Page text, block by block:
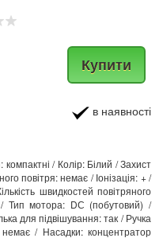
Купити
в наявності
/ Колір: Білий / Захист
повітря: немає / Іонізація: + /
швидкостей повітряного
мотора: DС (побутовий) /
для підвішування: так / Ручка
/ Насадки: концентратор